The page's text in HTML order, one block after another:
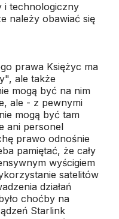
i technologiczny
należy obawiać się
prawa Księżyc ma
ale także
mogą być na nim
ale - z pewnymi
mogą być tam
ani personel
prawo odnośnie
pamiętać, że cały
wyścigiem
satelitów
działań
choćby na
Starlink